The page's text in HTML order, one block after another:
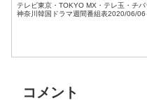
テレビ東京・TOKYO MX・テレ玉・チ
神奈川韓国ドラマ週間番組表2020/06/
コメント